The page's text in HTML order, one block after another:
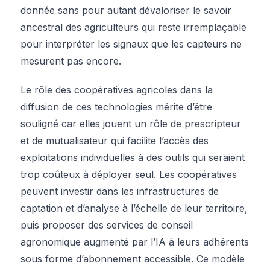
donnée sans pour autant dévaloriser le savoir
ancestral des agriculteurs qui reste irremplaçable
pour interpréter les signaux que les capteurs ne
mesurent pas encore.
Le rôle des coopératives agricoles dans la
diffusion de ces technologies mérite d’être
souligné car elles jouent un rôle de prescripteur
et de mutualisateur qui facilite l’accès des
exploitations individuelles à des outils qui seraient
trop coûteux à déployer seul. Les coopératives
peuvent investir dans les infrastructures de
captation et d’analyse à l’échelle de leur territoire,
puis proposer des services de conseil
agronomique augmenté par l’IA à leurs adhérents
sous forme d’abonnement accessible. Ce modèle